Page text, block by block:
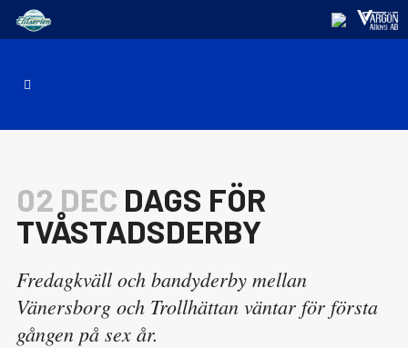
02 DEC DAGS FÖR
TVÅSTADSDERBY
Fredagkväll och bandyderby mellan
Vänersborg och Trollhättan väntar för första
gången på sex år.